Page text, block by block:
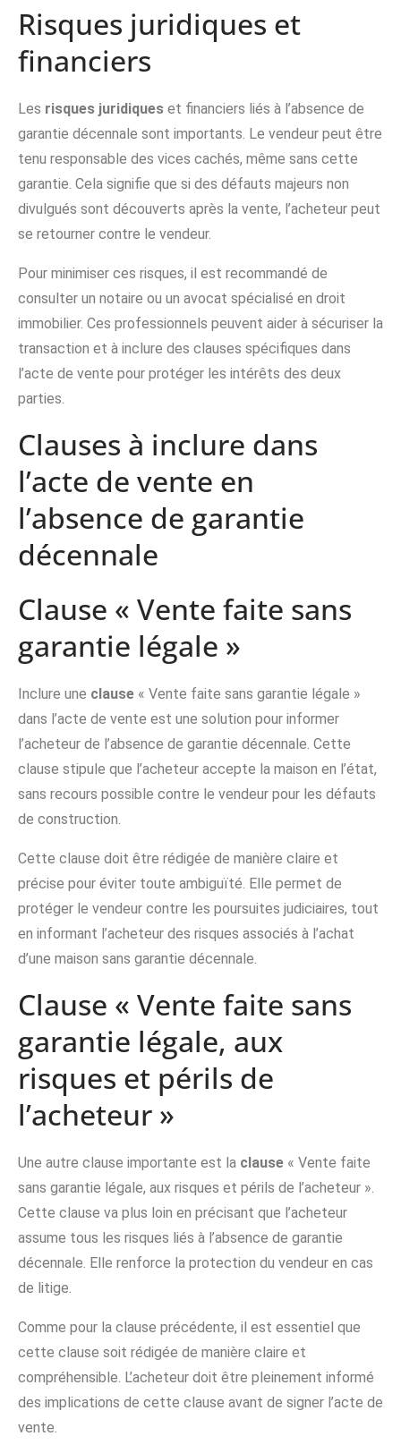
Risques juridiques et
financiers
Les risques juridiques et financiers liés à l’absence de
garantie décennale sont importants. Le vendeur peut être
tenu responsable des vices cachés, même sans cette
garantie. Cela signifie que si des défauts majeurs non
divulgués sont découverts après la vente, l’acheteur peut
se retourner contre le vendeur.
Pour minimiser ces risques, il est recommandé de
consulter un notaire ou un avocat spécialisé en droit
immobilier. Ces professionnels peuvent aider à sécuriser la
transaction et à inclure des clauses spécifiques dans
l’acte de vente pour protéger les intérêts des deux
parties.
Clauses à inclure dans
l’acte de vente en
l’absence de garantie
décennale
Clause « Vente faite sans
garantie légale »
Inclure une clause « Vente faite sans garantie légale »
dans l’acte de vente est une solution pour informer
l’acheteur de l’absence de garantie décennale. Cette
clause stipule que l’acheteur accepte la maison en l’état,
sans recours possible contre le vendeur pour les défauts
de construction.
Cette clause doit être rédigée de manière claire et
précise pour éviter toute ambiguïté. Elle permet de
protéger le vendeur contre les poursuites judiciaires, tout
en informant l’acheteur des risques associés à l’achat
d’une maison sans garantie décennale.
Clause « Vente faite sans
garantie légale, aux
risques et périls de
l’acheteur »
Une autre clause importante est la clause « Vente faite
sans garantie légale, aux risques et périls de l’acheteur ».
Cette clause va plus loin en précisant que l’acheteur
assume tous les risques liés à l’absence de garantie
décennale. Elle renforce la protection du vendeur en cas
de litige.
Comme pour la clause précédente, il est essentiel que
cette clause soit rédigée de manière claire et
compréhensible. L’acheteur doit être pleinement informé
des implications de cette clause avant de signer l’acte de
vente.